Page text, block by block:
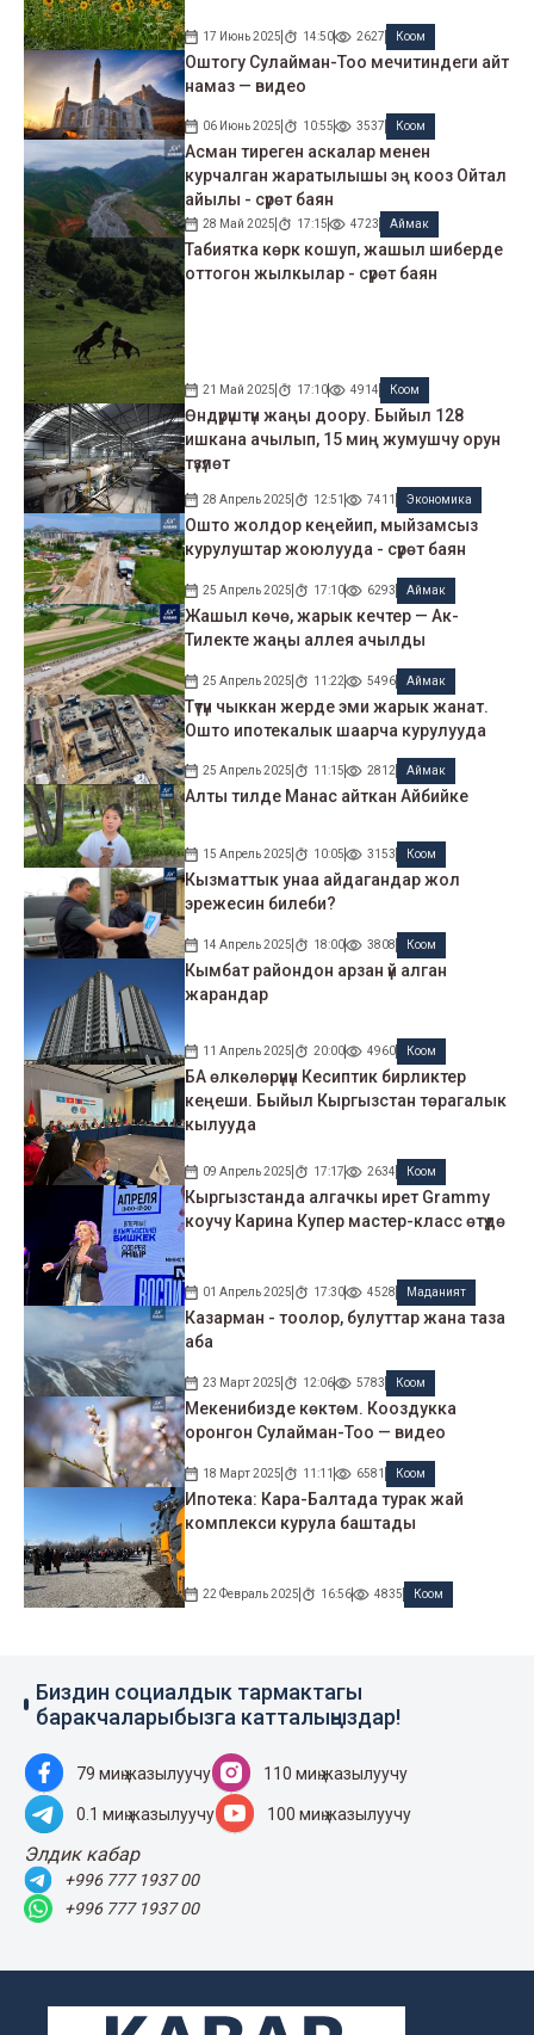
17 Июнь 2025 14:50 2627 Коом
Оштогу Сулайман-Тоо мечитиндеги айт
намаз — видео
06 Июнь 2025 10:55 3537 Коом
Асман тиреген аскалар менен
курчалган жаратылышы эң кооз Ойтал
айылы - сүрөт баян
28 Май 2025 17:15 4723 Аймак
Табиятка көрк кошуп, жашыл шиберде
оттогон жылкылар - сүрөт баян
21 Май 2025 17:10 4914 Коом
Өндүрүштүн жаңы доору. Быйыл 128
ишкана ачылып, 15 миң жумушчу орун
түзүлөт
28 Апрель 2025 12:51 7411 Экономика
Ошто жолдор кеңейип, мыйзамсыз
курулуштар жоюлууда - сүрөт баян
25 Апрель 2025 17:10 6293 Аймак
Жашыл көчө, жарык кечтер — Ак-
Тилекте жаңы аллея ачылды
25 Апрель 2025 11:22 5496 Аймак
Түтүн чыккан жерде эми жарык жанат.
Ошто ипотекалык шаарча курулууда
25 Апрель 2025 11:15 2812 Аймак
Алты тилде Манас айткан Айбийке
15 Апрель 2025 10:05 3153 Коом
Кызматтык унаа айдагандар жол
эрежесин билеби?
14 Апрель 2025 18:00 3808 Коом
Кымбат райондон арзан үй алган
жарандар
11 Апрель 2025 20:00 4960 Коом
БА өлкөлөрүнүн Кесиптик бирликтер
кеңеши. Быйыл Кыргызстан төрагалык
кылууда
09 Апрель 2025 17:17 2634 Коом
Кыргызстанда алгачкы ирет Grammy
коучу Карина Купер мастер-класс өтүүдө
01 Апрель 2025 17:30 4528 Маданият
Казарман - тоолор, булуттар жана таза
аба
23 Март 2025 12:06 5783 Коом
Мекенибизде көктөм. Кооздукка
оронгон Сулайман-Тоо — видео
18 Март 2025 11:11 6581 Коом
Ипотека: Кара-Балтада турак жай
комплекси курула баштады
22 Февраль 2025 16:56 4835 Коом
Биздин социалдык тармактагы
баракчаларыбызга катталыңыздар!
79 миң жазылуучу 110 миң жазылуучу
0.1 миң жазылуучу 100 миң жазылуучу
Элдик кабар
+996 777 1937 00
+996 777 1937 00